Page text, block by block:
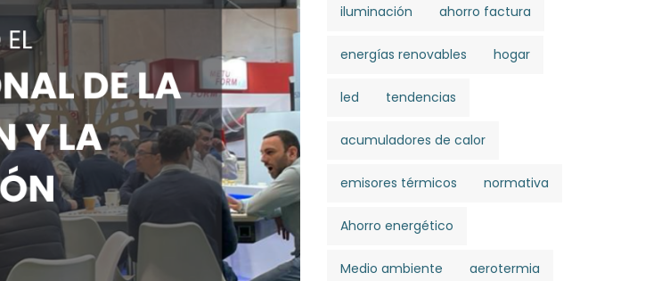
iluminación ahorro factura
energías renovables hogar
led tendencias
acumuladores de calor
emisores térmicos normativa
Ahorro energético
Medio ambiente aerotermia